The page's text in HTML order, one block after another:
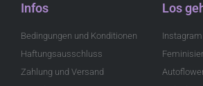
Infos
Bedingungen und Konditionen
Haftungsausschluss
Zahlung und Versand
Los